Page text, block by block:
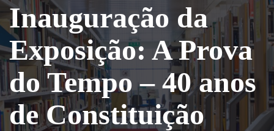
Inauguração da
Exposição: A Prova
do Tempo – 40 anos
de Constituição